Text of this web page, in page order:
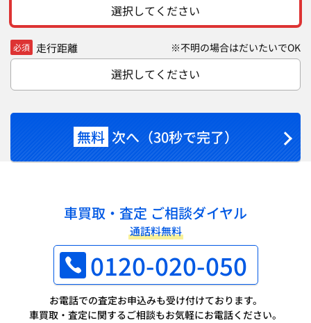
選択してください
必須 走行距離 ※不明の場合はだいたいでOK
選択してください
無料 次へ（30秒で完了）
車買取・査定 ご相談ダイヤル
通話料無料
0120-020-050
お電話での査定お申込みも受け付けております。
車買取・査定に関するご相談もお気軽にお電話ください。